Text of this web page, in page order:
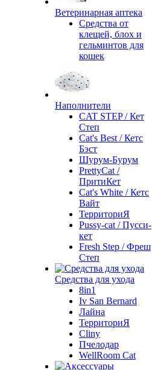
Ветеринарная аптека
Средства от
клещей, блох и
гельминтов для
кошек
Наполнители
CAT STEP / Кет
Степ
Cat's Best / Кетс
Бэст
Шурум-Бурум
PrettyCat /
ПритиКет
Cat's White / Кетс
Вайт
ТерриториЯ
Pussy-cat / Пусси-
кет
Fresh Step / Фреш
Степ
Средства для ухода
8in1
Iv San Bernard
Лайна
ТерриториЯ
Cliny
Пчелодар
WellRoom Cat